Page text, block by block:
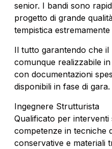
senior. I bandi sono
progetto di grande
tempistica
Il tutto garantendo che
comunque realizzabile
con documentazioni
disponibili in fase di
Ingegnere Strutturista
Qualificato per
competenze in tecniche
conservative e materiali